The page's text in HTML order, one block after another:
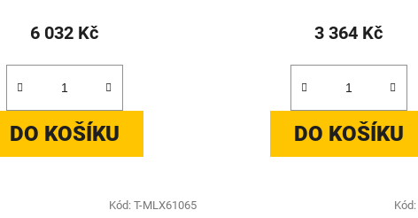
6 032 Kč
DO KOŠÍKU
3 364 Kč
DO KOŠÍKU
Kód:T-MLX61065 Kód: